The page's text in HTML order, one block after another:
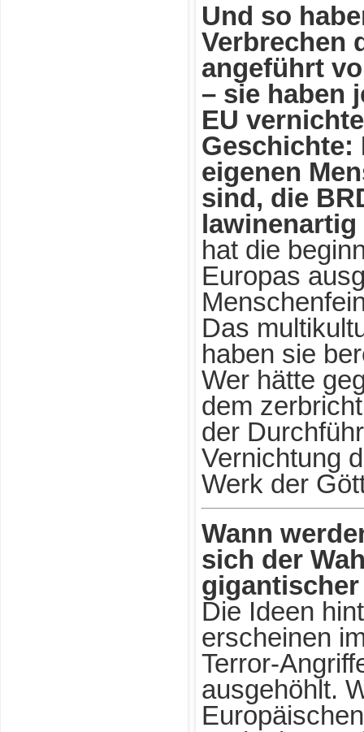
Und so
Verbrechen
angeführt
– sie haben
EU
Geschichte:
eigenen
sind, die
hat die
Europas
Das
haben sie
Wer hätte
dem
der
Vernichtung
Werk der
Wann
sich der
Die Ideen
erscheinen
Terror-
ausgehöhlt.